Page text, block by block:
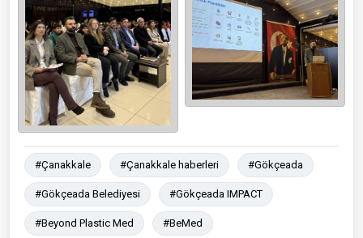
#Çanakkale #Çanakkale haberleri #Gökçeada
#Gökçeada Belediyesi #Gökçeada IMPACT
#Beyond Plastic Med #BeMed